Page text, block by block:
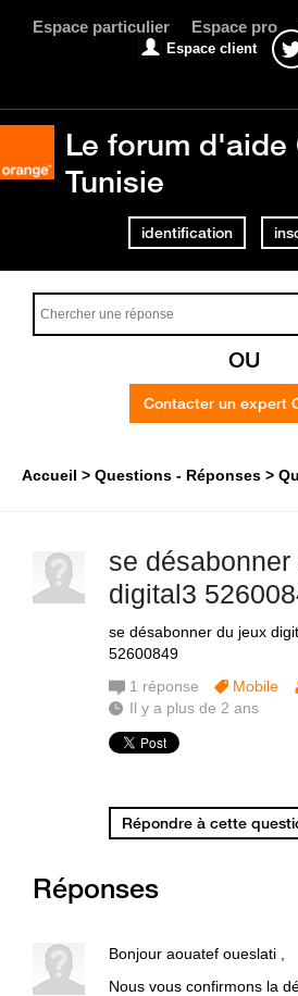
Espace particulier Espace pro
Espace client
Le forum d'aide
Tunisie
identification
OU
Contacter un expert
Accueil Questions - Réponses
se désabonner
digital3
se désabonner du jeux
52600849
1 réponse Mobile
Il y a plus de 2 ans
Répondre à cette
Réponses
Bonjour aouatef oueslati ,
Nous vous confirmons la